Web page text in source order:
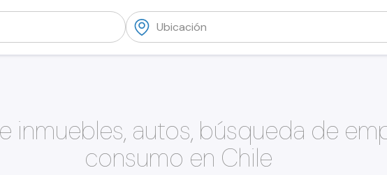
inmuebles, autos, búsqueda de
consumo en Chile